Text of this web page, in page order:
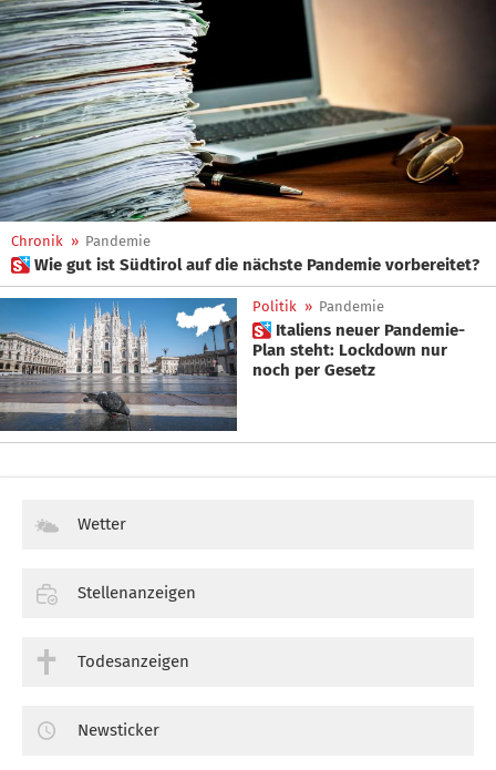
Chronik » Pandemie
 Wie gut ist Südtirol auf die nächste Pandemie vorbereitet?
Politik » Pandemie
 Italiens neuer Pandemie-
Plan steht: Lockdown nur
noch per Gesetz
Wetter
Stellenanzeigen
Todesanzeigen
Newsticker